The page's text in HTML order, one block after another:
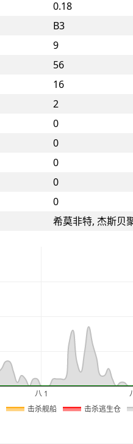
0.18
B3
9
56
16
2
0
0
0
0
0
希莫非特, 杰斯贝
八 1
击杀舰船 击杀逃生仓